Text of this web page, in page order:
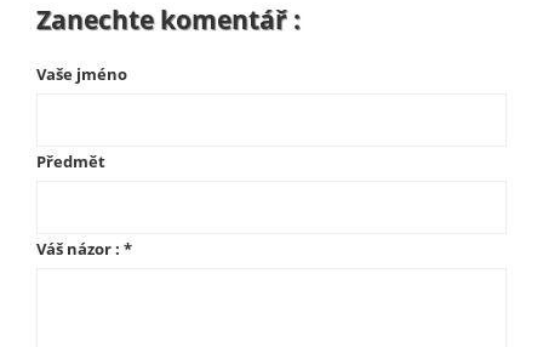
Zanechte komentář :
Vaše jméno
Předmět
Váš názor : *